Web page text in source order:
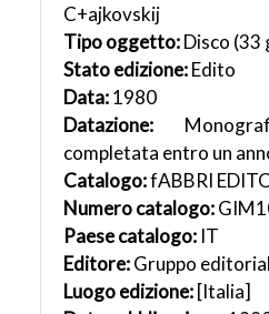
C+ajkovskij
Tipo oggetto:Disco (33
Stato edizione:Edito
Data:1980
Datazione:
completata entro un
Catalogo:fABBRI
Numero catalogo:
Paese catalogo: IT
Editore:Gruppo
Luogo edizione: [Italia]